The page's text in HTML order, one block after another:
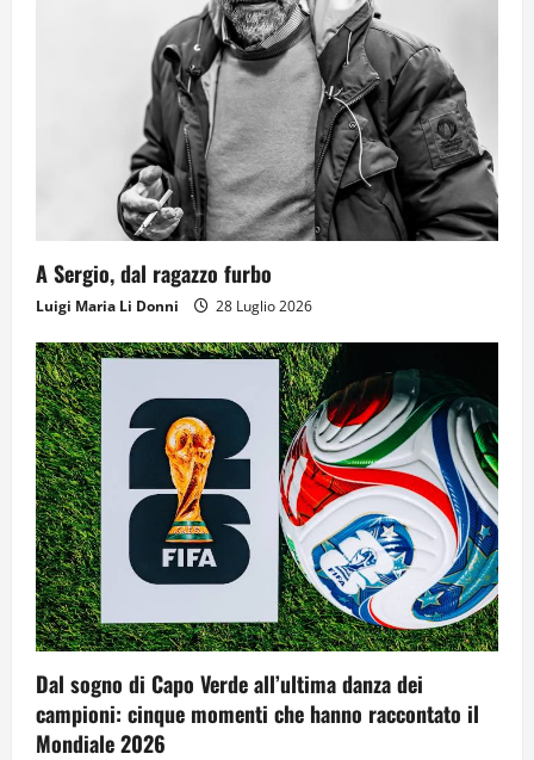
A Sergio, dal ragazzo furbo
Luigi Maria Li Donni 28 Luglio 2026
Dal sogno di Capo Verde all’ultima danza dei
campioni: cinque momenti che hanno raccontato il
Mondiale 2026